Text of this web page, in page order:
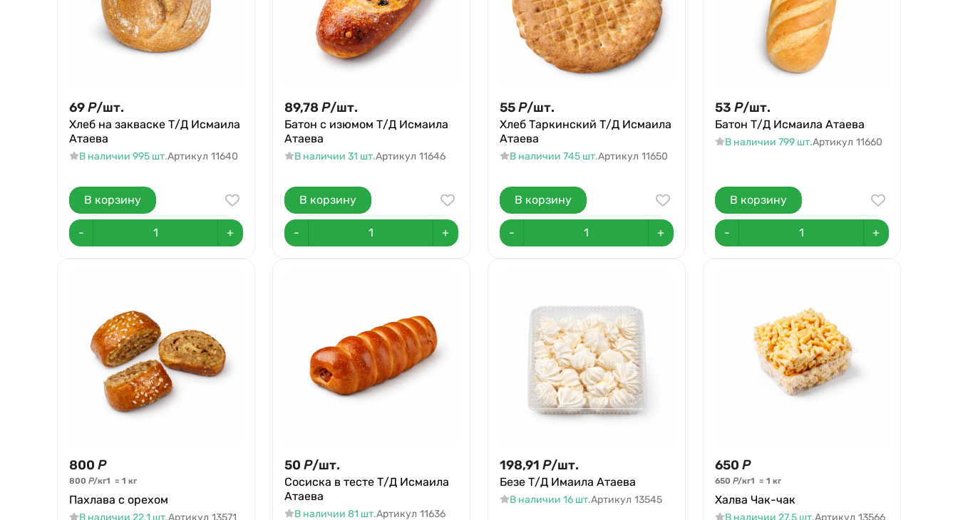
69Р/шт.
Хлеб на закваске Т/Д Исмаила
Атаева
В наличии 995 шт.Артикул 11640
В корзину
- +
89,78 Р/шт.
Батон с изюмом Т/Д Исмаила
Атаева
В наличии 31 шт.Артикул 11646
В корзину
- +
55Р/шт.
Хлеб Таркинский Т/Д Исмаила
Атаева
В наличии 745 шт.Артикул 11650
В корзину
- +
53 Р/шт.
Батон Т/Д Исмаила Атаева
В наличии 799 шт.Артикул 11660
В корзину
- +
800 Р
800 Р/кг1 = 1 кг
Пахлава с орехом
В наличии 22.1 шт.Артикул 13571
50 Р/шт.
Сосиска в тесте Т/Д Исмаила
Атаева
В наличии 81 шт.Артикул 11636
198,91 Р/шт.
Безе Т/Д Имаила Атаева
В наличии 16 шт.Артикул 13545
650 Р
650 Р/кг1 = 1 кг
Халва Чак-чак
В наличии 27.5 шт.Артикул 13566